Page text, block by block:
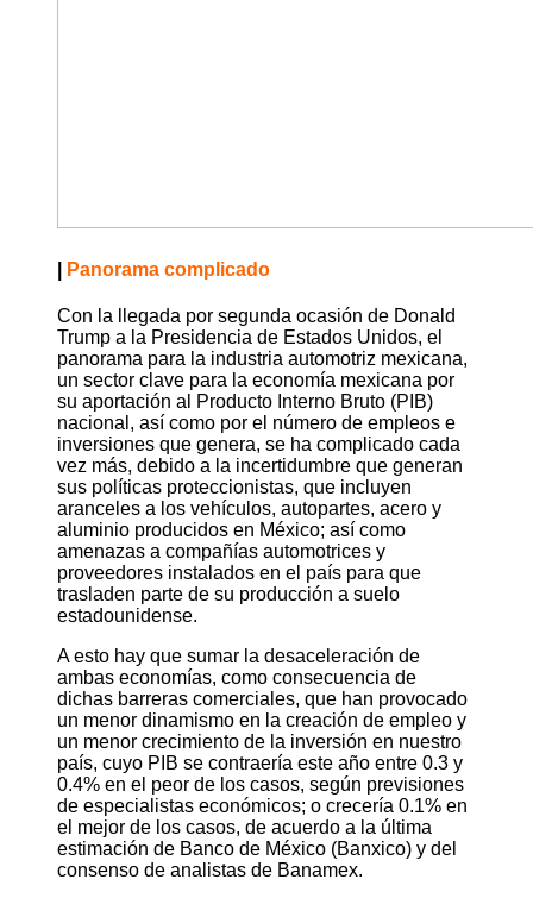
Panorama complicado
Con la llegada por segunda ocasión de Donald
Trump a la Presidencia de Estados Unidos, el
panorama para la industria automotriz mexicana,
un sector clave para la economía mexicana por
su aportación al Producto Interno Bruto (PIB)
nacional, así como por el número de empleos e
inversiones que genera, se ha complicado cada
vez más, debido a la incertidumbre que generan
sus políticas proteccionistas, que incluyen
aranceles a los vehículos, autopartes, acero y
aluminio producidos en México; así como
amenazas a compañías automotrices y
proveedores instalados en el país para que
trasladen parte de su producción a suelo
estadounidense.
A esto hay que sumar la desaceleración de
ambas economías, como consecuencia de
dichas barreras comerciales, que han provocado
un menor dinamismo en la creación de empleo y
un menor crecimiento de la inversión en nuestro
país, cuyo PIB se contraería este año entre 0.3 y
0.4% en el peor de los casos, según previsiones
de especialistas económicos; o crecería 0.1% en
el mejor de los casos, de acuerdo a la última
estimación de Banco de México (Banxico) y del
consenso de analistas de Banamex.